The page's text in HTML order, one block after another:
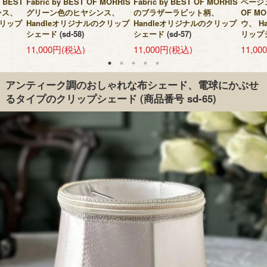
、
ップ
グリーン色のヒヤシンス、
Handleオリジナルのクリップ
シェード (sd-58)
11,000円(税込)
のブラザーラビット柄、
Handleオリジナルのクリップ
シェード (sd-57)
11,000円(税込)
OF
ウ、
リッ
アンティーク調のおしゃれな布シェード、電球にかぶせ
るタイプのクリップシェード (商品番号 sd-65)